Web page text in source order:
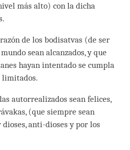
más alto) con la dicha
de los bodisatvas (de ser
sean alcanzados, y que
hayan intentado se cumpla
limitados.
autorrealizados sean felices,
(que siempre sean
anti-dioses y por los